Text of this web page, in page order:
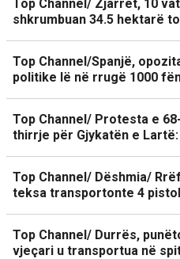
Top Channel/ Zjarret, 10
shkrumbuan 34.5 hektarë
Top Channel/Spanjë,
politike lë në rrugë 1000
Top Channel/ Protesta e
thirrje për Gjykatën e
Top Channel/ Dëshmia/
teksa transportonte 4
Top Channel/ Durrës,
vjeçari u transportua në